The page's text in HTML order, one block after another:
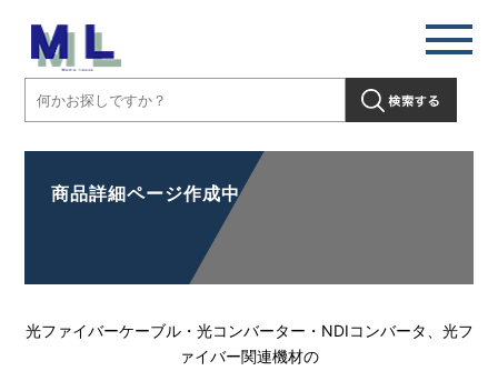
商品詳細ページ作成中
光ファイバーケーブル・光コンバーター・NDIコンバータ、光フ
ァイバー関連機材の